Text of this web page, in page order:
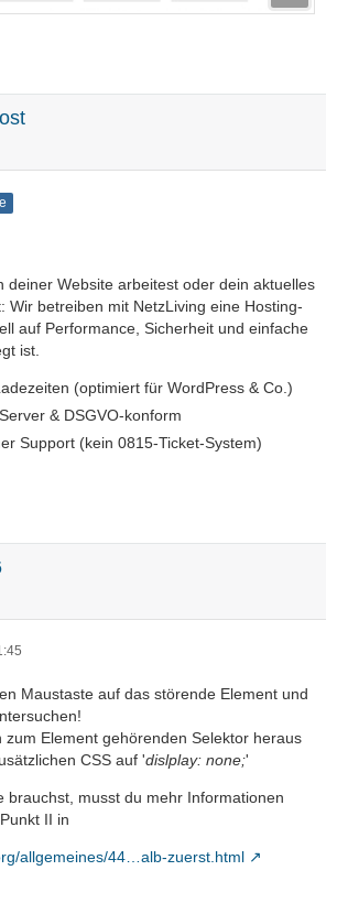
deiner Website arbeitest oder dein aktuelles
Wir betreiben mit NetzLiving eine Hosting-
auf Performance, Sicherheit und einfache
ist.
(optimiert für WordPress & Co.)
& DSGVO-konform
Support (kein 0815-Ticket-System)
Maustaste auf das störende Element und
zum Element gehörenden Selektor heraus
CSS auf 'dislplay: none;'
brauchst, musst du mehr Informationen
II in
allgemeines/44…alb-zuerst.html